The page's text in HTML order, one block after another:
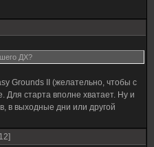
ДХ?
Grounds II (желательно, чтобы с
Для старта вполне хватает. Ну и
в выходные дни или другой